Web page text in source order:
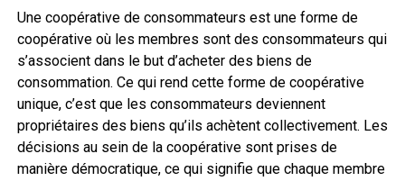
Une coopérative de consommateurs est une forme de
coopérative où les membres sont des consommateurs qui
s’associent dans le but d’acheter des biens de
consommation. Ce qui rend cette forme de coopérative
unique, c’est que les consommateurs deviennent
propriétaires des biens qu’ils achètent collectivement. Les
décisions au sein de la coopérative sont prises de
manière démocratique, ce qui signifie que chaque membre